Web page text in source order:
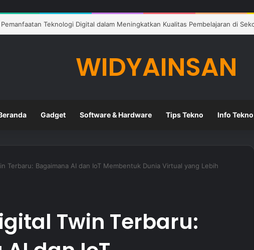
Manfaat Pembelajaran Digital dalam Meningkatkan Kualitas Pendidikan di Sekolah
WIDYAINSAN
Gadget Software & Hardware Tips Tekno Info Tekno
Terbaru: Bagaimana AI dan IoT Membentuk Dunia Virtual yang Lebih
Twin Terbaru: